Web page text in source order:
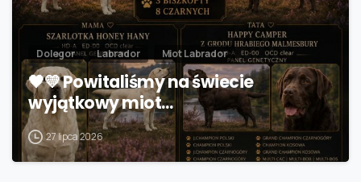
Dolegor Labrador Miot Labrador
🖤💛 Powitaliśmy na świecie
wyjątkowy miot…
27 lipca 2026